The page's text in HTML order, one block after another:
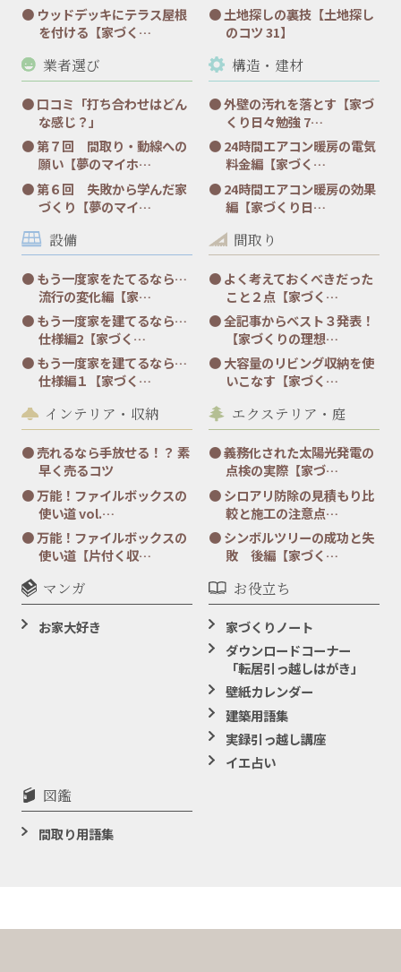
ウッドデッキにテラス屋根
を付ける【家づく…
土地探しの裏技【土地探し
のコツ 31】
業者選び
口コミ「打ち合わせはどん
な感じ？」
第７回 間取り・動線への
願い【夢のマイホ…
第６回 失敗から学んだ家
づくり【夢のマイ…
構造・建材
外壁の汚れを落とす【家づ
くり日々勉強 7…
24時間エアコン暖房の電気
料金編【家づく…
24時間エアコン暖房の効果
編【家づくり日…
設備
もう一度家をたてるなら…
流行の変化編【家…
もう一度家を建てるなら…
仕様編2【家づく…
もう一度家を建てるなら…
仕様編１【家づく…
間取り
よく考えておくべきだった
こと２点【家づく…
全記事からベスト３発表！
【家づくりの理想…
大容量のリビング収納を使
いこなす【家づく…
インテリア・収納
売れるなら手放せる！？ 素
早く売るコツ
万能！ファイルボックスの
使い道 vol.…
万能！ファイルボックスの
使い道【片付く収…
エクステリア・庭
義務化された太陽光発電の
点検の実際【家づ…
シロアリ防除の見積もり比
較と施工の注意点…
シンボルツリーの成功と失
敗 後編【家づく…
マンガ
お家大好き
お役立ち
家づくりノート
ダウンロードコーナー
「転居引っ越しはがき」
壁紙カレンダー
建築用語集
実録引っ越し講座
イエ占い
図鑑
間取り用語集